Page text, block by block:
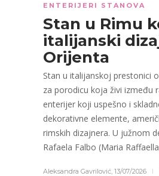
ENTERIJERI STANOVA
Stan u Rimu
italijanski
Orijenta
Stan u italijanskoj prestonici
za porodicu koja živi između
enterijer koji uspešno i
dekorativne elemente,
rimskih dizajnera. U južnom
Rafaela Falbo (Maria
Aleksandra Gavrilović 13/07/2026